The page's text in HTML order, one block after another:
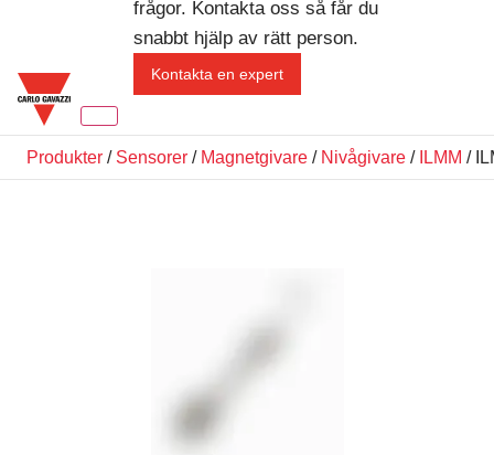
frågor. Kontakta oss så får du
snabbt hjälp av rätt person.
Kontakta en expert
Produkter / Sensorer / Magnetgivare / Nivågivare / ILMM /